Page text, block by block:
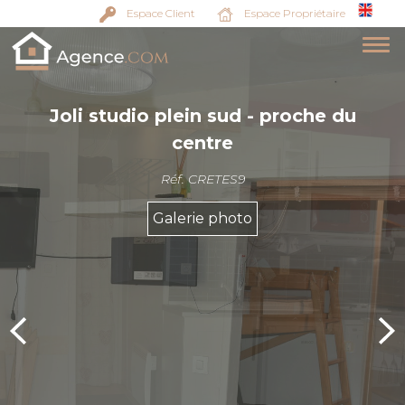
Espace Client Espace Propriétaire
Joli studio plein sud - proche du
centre
Réf. CRETES9
Galerie photo